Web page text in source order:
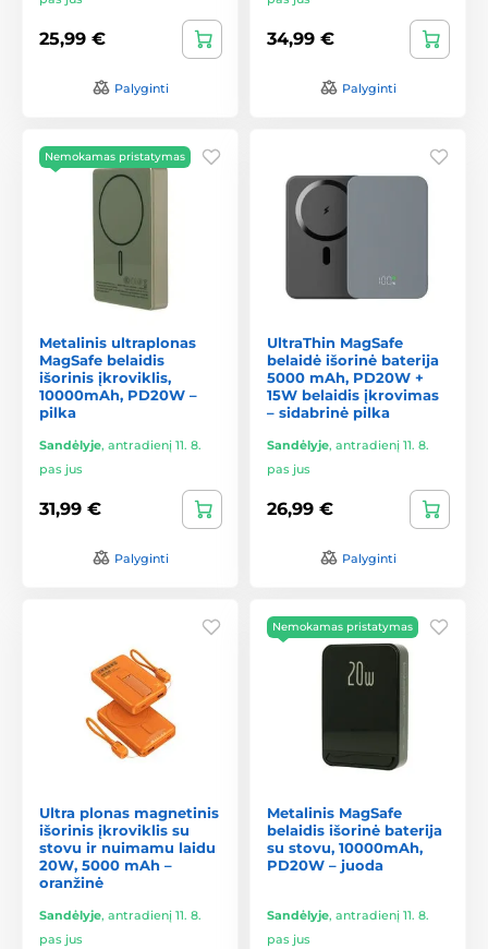
25,99 €
Palyginti
34,99 €
Palyginti
Nemokamas pristatymas
Metalinis ultraplonas
MagSafe belaidis
išorinis įkroviklis,
10000mAh, PD20W –
pilka
Sandėlyje, antradienį 11. 8.
pas jus
31,99 €
Palyginti
UltraThin MagSafe
belaidė išorinė baterija
5000 mAh, PD20W +
15W belaidis įkrovimas
– sidabrinė pilka
Sandėlyje, antradienį 11. 8.
pas jus
26,99 €
Palyginti
Ultra plonas magnetinis
išorinis įkroviklis su
stovu ir nuimamu laidu
20W, 5000 mAh –
oranžinė
Sandėlyje, antradienį 11. 8.
pas jus
Nemokamas pristatymas
Metalinis MagSafe
belaidis išorinė baterija
su stovu, 10000mAh,
PD20W – juoda
Sandėlyje, antradienį 11. 8.
pas jus